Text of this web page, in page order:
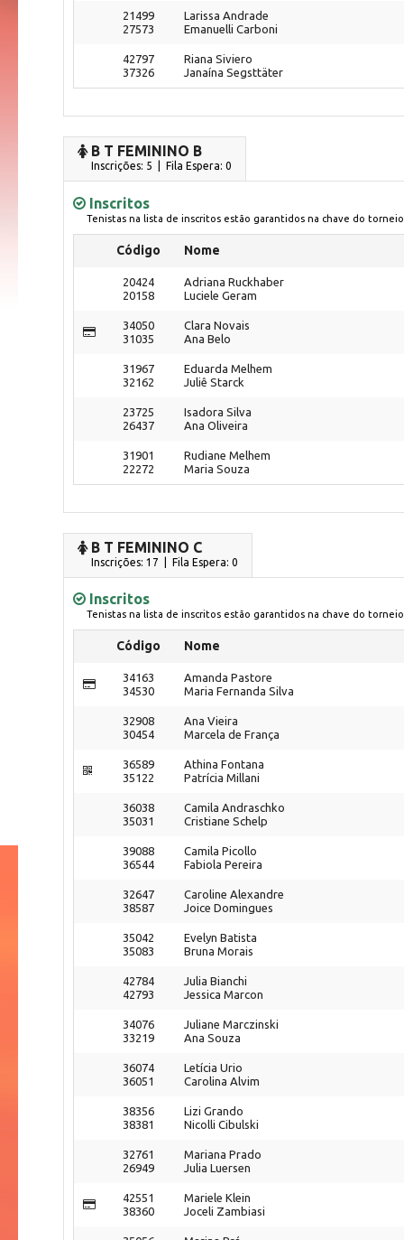
21499
27573
Larissa Andrade
Emanuelli Carboni
42797
37326
Riana Siviero
Janaína Segsttäter
B T FEMININO B
Inscrições: 5 | Fila Espera: 0
Inscritos
Tenistas na lista de inscritos estão garantidos na chave do torneio
Código Nome
20424
20158
Adriana Ruckhaber
Luciele Geram
34050
31035
Clara Novais
Ana Belo
31967
32162
Eduarda Melhem
Juliê Starck
23725
26437
Isadora Silva
Ana Oliveira
31901
22272
Rudiane Melhem
Maria Souza
B T FEMININO C
Inscrições: 17 | Fila Espera: 0
Inscritos
Tenistas na lista de inscritos estão garantidos na chave do torneio
Código Nome
34163
34530
Amanda Pastore
Maria Fernanda Silva
32908
30454
Ana Vieira
Marcela de França
36589
35122
Athina Fontana
Patrícia Millani
36038
35031
Camila Andraschko
Cristiane Schelp
39088
36544
Camila Picollo
Fabiola Pereira
32647
38587
Caroline Alexandre
Joice Domingues
35042
35083
Evelyn Batista
Bruna Morais
42784
42793
Julia Bianchi
Jessica Marcon
34076
33219
Juliane Marczinski
Ana Souza
36074
36051
Letícia Urio
Carolina Alvim
38356
38381
Lizi Grando
Nicolli Cibulski
32761
26949
Mariana Prado
Julia Luersen
42551
38360
Mariele Klein
Joceli Zambiasi